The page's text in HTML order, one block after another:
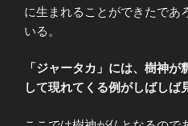
に生まれることができたであ
いる。
「ジャータカ」には、樹神
して現れてくる例がしばしば